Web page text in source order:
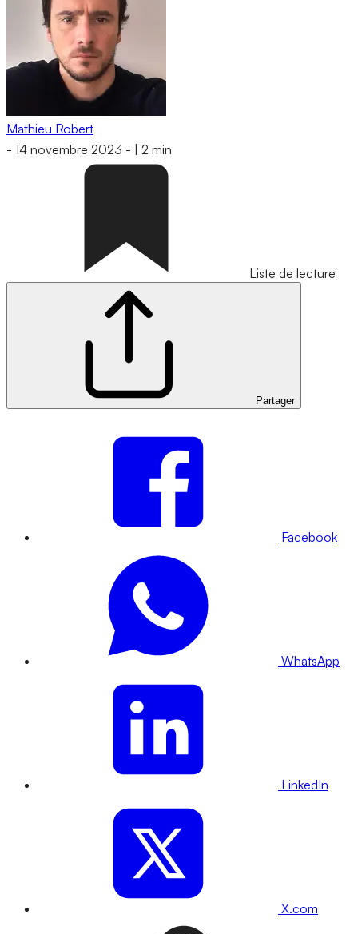
Mathieu Robert
- 14 novembre 2023 - 2 min
Liste de lecture
Partager
Facebook
WhatsApp
LinkedIn
X.com